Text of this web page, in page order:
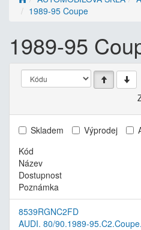
1989-95 Coupe
1989-95
Skladem Výprodej
Kód
Název
Dostupnost
Poznámka
8539RGNC2FD
AUDI. 80/90.1989-